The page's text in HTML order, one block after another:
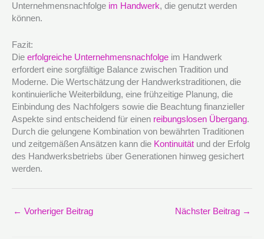
Unternehmensnachfolge im Handwerk, die genutzt werden
können.
Fazit:
Die erfolgreiche Unternehmensnachfolge im Handwerk
erfordert eine sorgfältige Balance zwischen Tradition und
Moderne. Die Wertschätzung der Handwerkstraditionen, die
kontinuierliche Weiterbildung, eine frühzeitige Planung, die
Einbindung des Nachfolgers sowie die Beachtung finanzieller
Aspekte sind entscheidend für einen reibungslosen Übergang.
Durch die gelungene Kombination von bewährten Traditionen
und zeitgemäßen Ansätzen kann die Kontinuität und der Erfolg
des Handwerksbetriebs über Generationen hinweg gesichert
werden.
← Vorheriger Beitrag Nächster Beitrag →